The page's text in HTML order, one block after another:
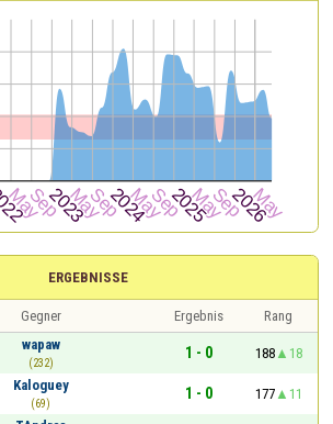
ERGEBNISSE
Gegner Ergebnis
Rang
wapaw
(232)
1 - 0 188
18
Kaloguey
(69)
1 - 0 177
11